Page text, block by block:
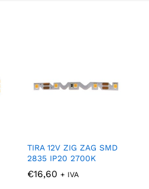
TIRA 12V ZIG ZAG SMD
2835 IP20 2700K
€16,60 + IVA
€16,60